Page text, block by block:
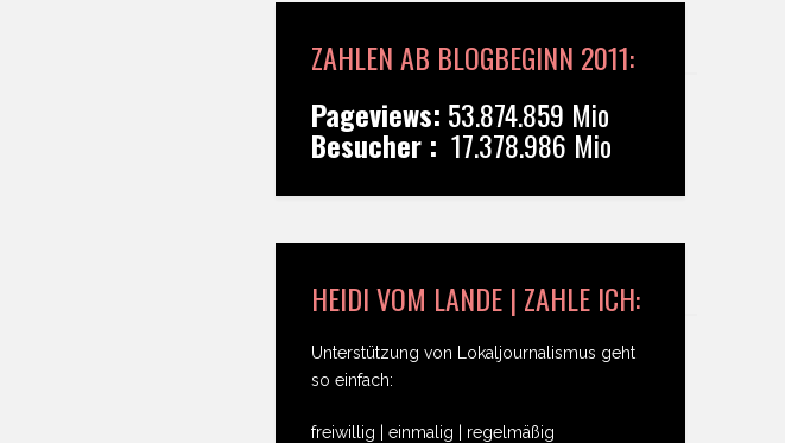
ZAHLEN AB BLOGBEGINN 2011:
Pageviews: 53.874.859 Mio
Besucher : 17.378.986 Mio
HEIDI VOM LANDE | ZAHLE ICH:
Unterstützung von Lokaljournalismus geht
so einfach:
freiwillig | einmalig | regelmäßig